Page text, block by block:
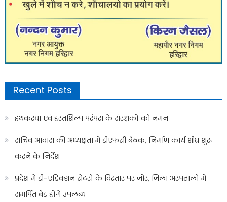
Recent Posts
हथकरघा एवं हस्तशिल्प परंपरा के संरक्षकों को नमन
सचिव आवास की अध्यक्षता में डीएफसी बैठक, निर्माण कार्य शीघ्र शुरू
करने के निर्देश
प्रदेश में डी-एडिक्शन सेंटरों के विस्तार पर जोर, जिला अस्पतालों में
समर्पित बेड होंगे उपलब्ध